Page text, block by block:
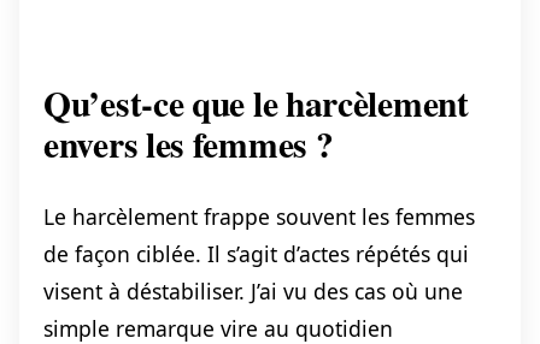
Qu’est-ce que le harcèlement
envers les femmes ?
Le harcèlement frappe souvent les femmes
de façon ciblée. Il s’agit d’actes répétés qui
visent à déstabiliser. J’ai vu des cas où une
simple remarque vire au quotidien